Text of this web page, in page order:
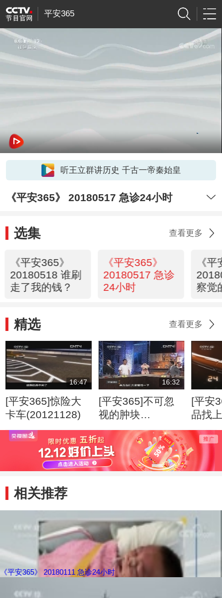
平安365
听王立群讲历史 千古一帝秦始皇
《平安365》 20180517 急诊24小时
选集 查看更多
《平安365》
20180518 谁刷
走了我的钱？
《平安365》
20180517 急诊
24小时
《
察觉
精选 查看更多
16:47
[平安365]惊险大
卡车(20121128)
16:32
[平安365]不可忽
视的肿块
(20120807)
[平安
品找
相关推荐
《平安365》 20180111 急诊24小时